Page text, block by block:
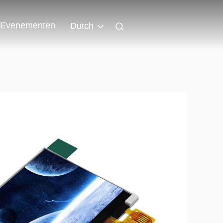
Evenementen Dutch